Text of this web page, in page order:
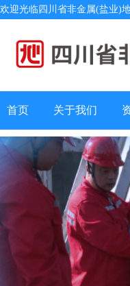
欢迎光临四川省非金属(盐业)
首页 关于我们